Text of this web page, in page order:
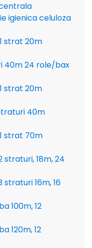
igienica celuloza
strat 20m
40m 24 role/bax
strat 20m
40m
strat 70m
18m, 24
16m, 16
100m, 12
120m, 12